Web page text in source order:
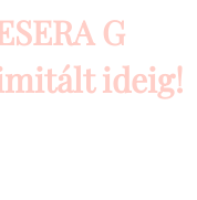
G
ideig!